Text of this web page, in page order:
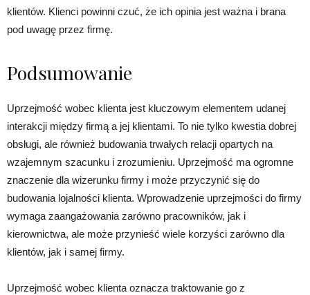
klientów. Klienci powinni czuć, że ich opinia jest ważna i brana
pod uwagę przez firmę.
Podsumowanie
Uprzejmość wobec klienta jest kluczowym elementem udanej
interakcji między firmą a jej klientami. To nie tylko kwestia dobrej
obsługi, ale również budowania trwałych relacji opartych na
wzajemnym szacunku i zrozumieniu. Uprzejmość ma ogromne
znaczenie dla wizerunku firmy i może przyczynić się do
budowania lojalności klienta. Wprowadzenie uprzejmości do firmy
wymaga zaangażowania zarówno pracowników, jak i
kierownictwa, ale może przynieść wiele korzyści zarówno dla
klientów, jak i samej firmy.
Uprzejmość wobec klienta oznacza traktowanie go z